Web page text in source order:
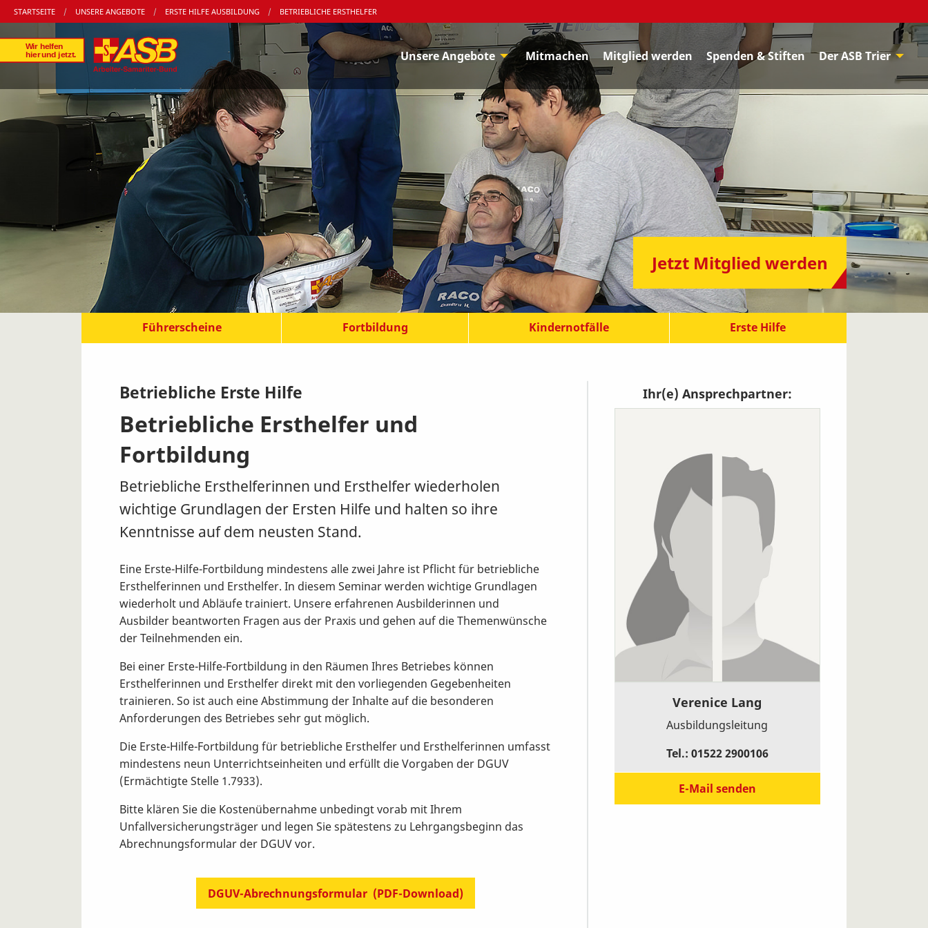
STARTSEITE UNSERE ANGEBOTE ERSTE HILFE AUSBILDUNG BETRIEBLICHE ERSTHELFER
Wir helfen
hier und jetzt. Unsere Angebote Mitmachen Mitglied werden Spenden & Stiften Der ASB Trier
Jetzt Mitglied werden
Führerscheine Fortbildung Kindernotfälle Erste Hilfe
Betriebliche Erste Hilfe
Betriebliche Ersthelfer und
Fortbildung
Betriebliche Ersthelferinnen und Ersthelfer wiederholen
wichtige Grundlagen der Ersten Hilfe und halten so ihre
Kenntnisse auf dem neusten Stand.
Eine Erste-Hilfe-Fortbildung mindestens alle zwei Jahre ist Pflicht für betriebliche
Ersthelferinnen und Ersthelfer. In diesem Seminar werden wichtige Grundlagen
wiederholt und Abläufe trainiert. Unsere erfahrenen Ausbilderinnen und
Ausbilder beantworten Fragen aus der Praxis und gehen auf die Themenwünsche
der Teilnehmenden ein.
Bei einer Erste-Hilfe-Fortbildung in den Räumen Ihres Betriebes können
Ersthelferinnen und Ersthelfer direkt mit den vorliegenden Gegebenheiten
trainieren. So ist auch eine Abstimmung der Inhalte auf die besonderen
Anforderungen des Betriebes sehr gut möglich.
Die Erste-Hilfe-Fortbildung für betriebliche Ersthelfer und Ersthelferinnen umfasst
mindestens neun Unterrichtseinheiten und erfüllt die Vorgaben der DGUV
(Ermächtigte Stelle 1.7933).
Bitte klären Sie die Kostenübernahme unbedingt vorab mit Ihrem
Unfallversicherungsträger und legen Sie spätestens zu Lehrgangsbeginn das
Abrechnungsformular der DGUV vor.
DGUV-Abrechnungsformular (PDF-Download)
Ihr(e) Ansprechpartner:
Verenice Lang
Ausbildungsleitung
Tel.: 01522 2900106
E-Mail senden